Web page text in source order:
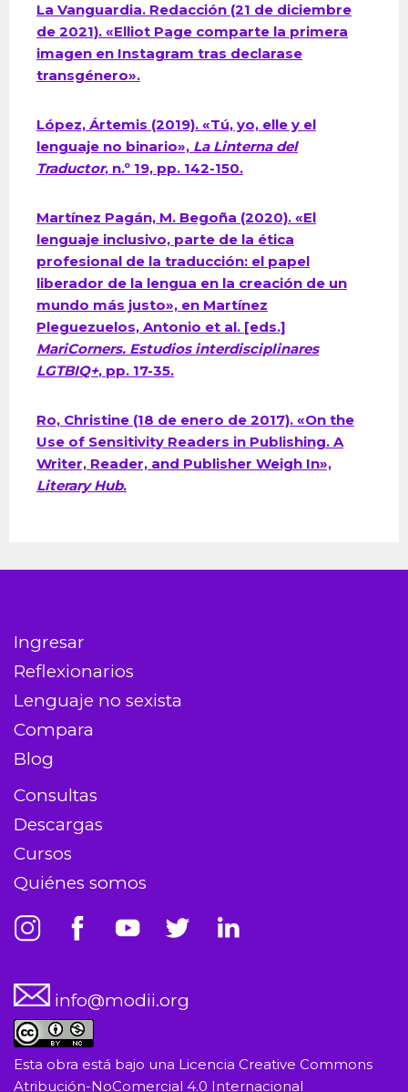
La Vanguardia. Redacción (21 de diciembre
de 2021). «Elliot Page comparte la primera
imagen en Instagram tras declarase
transgénero».
López, Ártemis (2019). «Tú, yo, elle y el
lenguaje no binario», La Linterna del
Traductor, n.º 19, pp. 142-150.
Martínez Pagán, M. Begoña (2020). «El
lenguaje inclusivo, parte de la ética
profesional de la traducción: el papel
liberador de la lengua en la creación de un
mundo más justo», en Martínez
Pleguezuelos, Antonio et al. [eds.]
MariCorners. Estudios interdisciplinares
LGTBIQ+, pp. 17-35.
Ro, Christine (18 de enero de 2017). «On the
Use of Sensitivity Readers in Publishing. A
Writer, Reader, and Publisher Weigh In»,
Literary Hub.
Ingresar
Reflexionarios
Lenguaje no sexista
Compara
Blog
Consultas
Descargas
Cursos
Quiénes somos
info@modii.org
Esta obra está bajo una Licencia Creative Commons
Atribución-NoComercial 4.0 Internacional